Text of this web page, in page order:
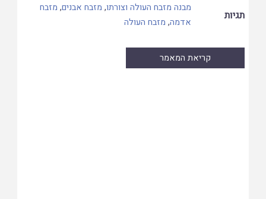
תגיות
מבנה מזבח העולה וצורתו, מזבח אבנים, מזבח
אדמה, מזבח העולה
קריאת המאמר